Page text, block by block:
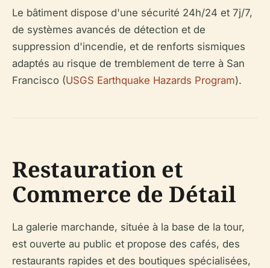
Le bâtiment dispose d'une sécurité 24h/24 et 7j/7,
de systèmes avancés de détection et de
suppression d'incendie, et de renforts sismiques
adaptés au risque de tremblement de terre à San
Francisco (USGS Earthquake Hazards Program).
Restauration et
Commerce de Détail
La galerie marchande, située à la base de la tour,
est ouverte au public et propose des cafés, des
restaurants rapides et des boutiques spécialisées,